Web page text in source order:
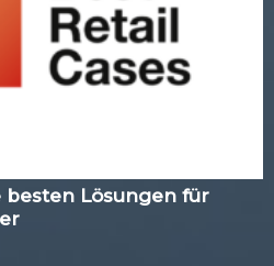
besten Lösungen für